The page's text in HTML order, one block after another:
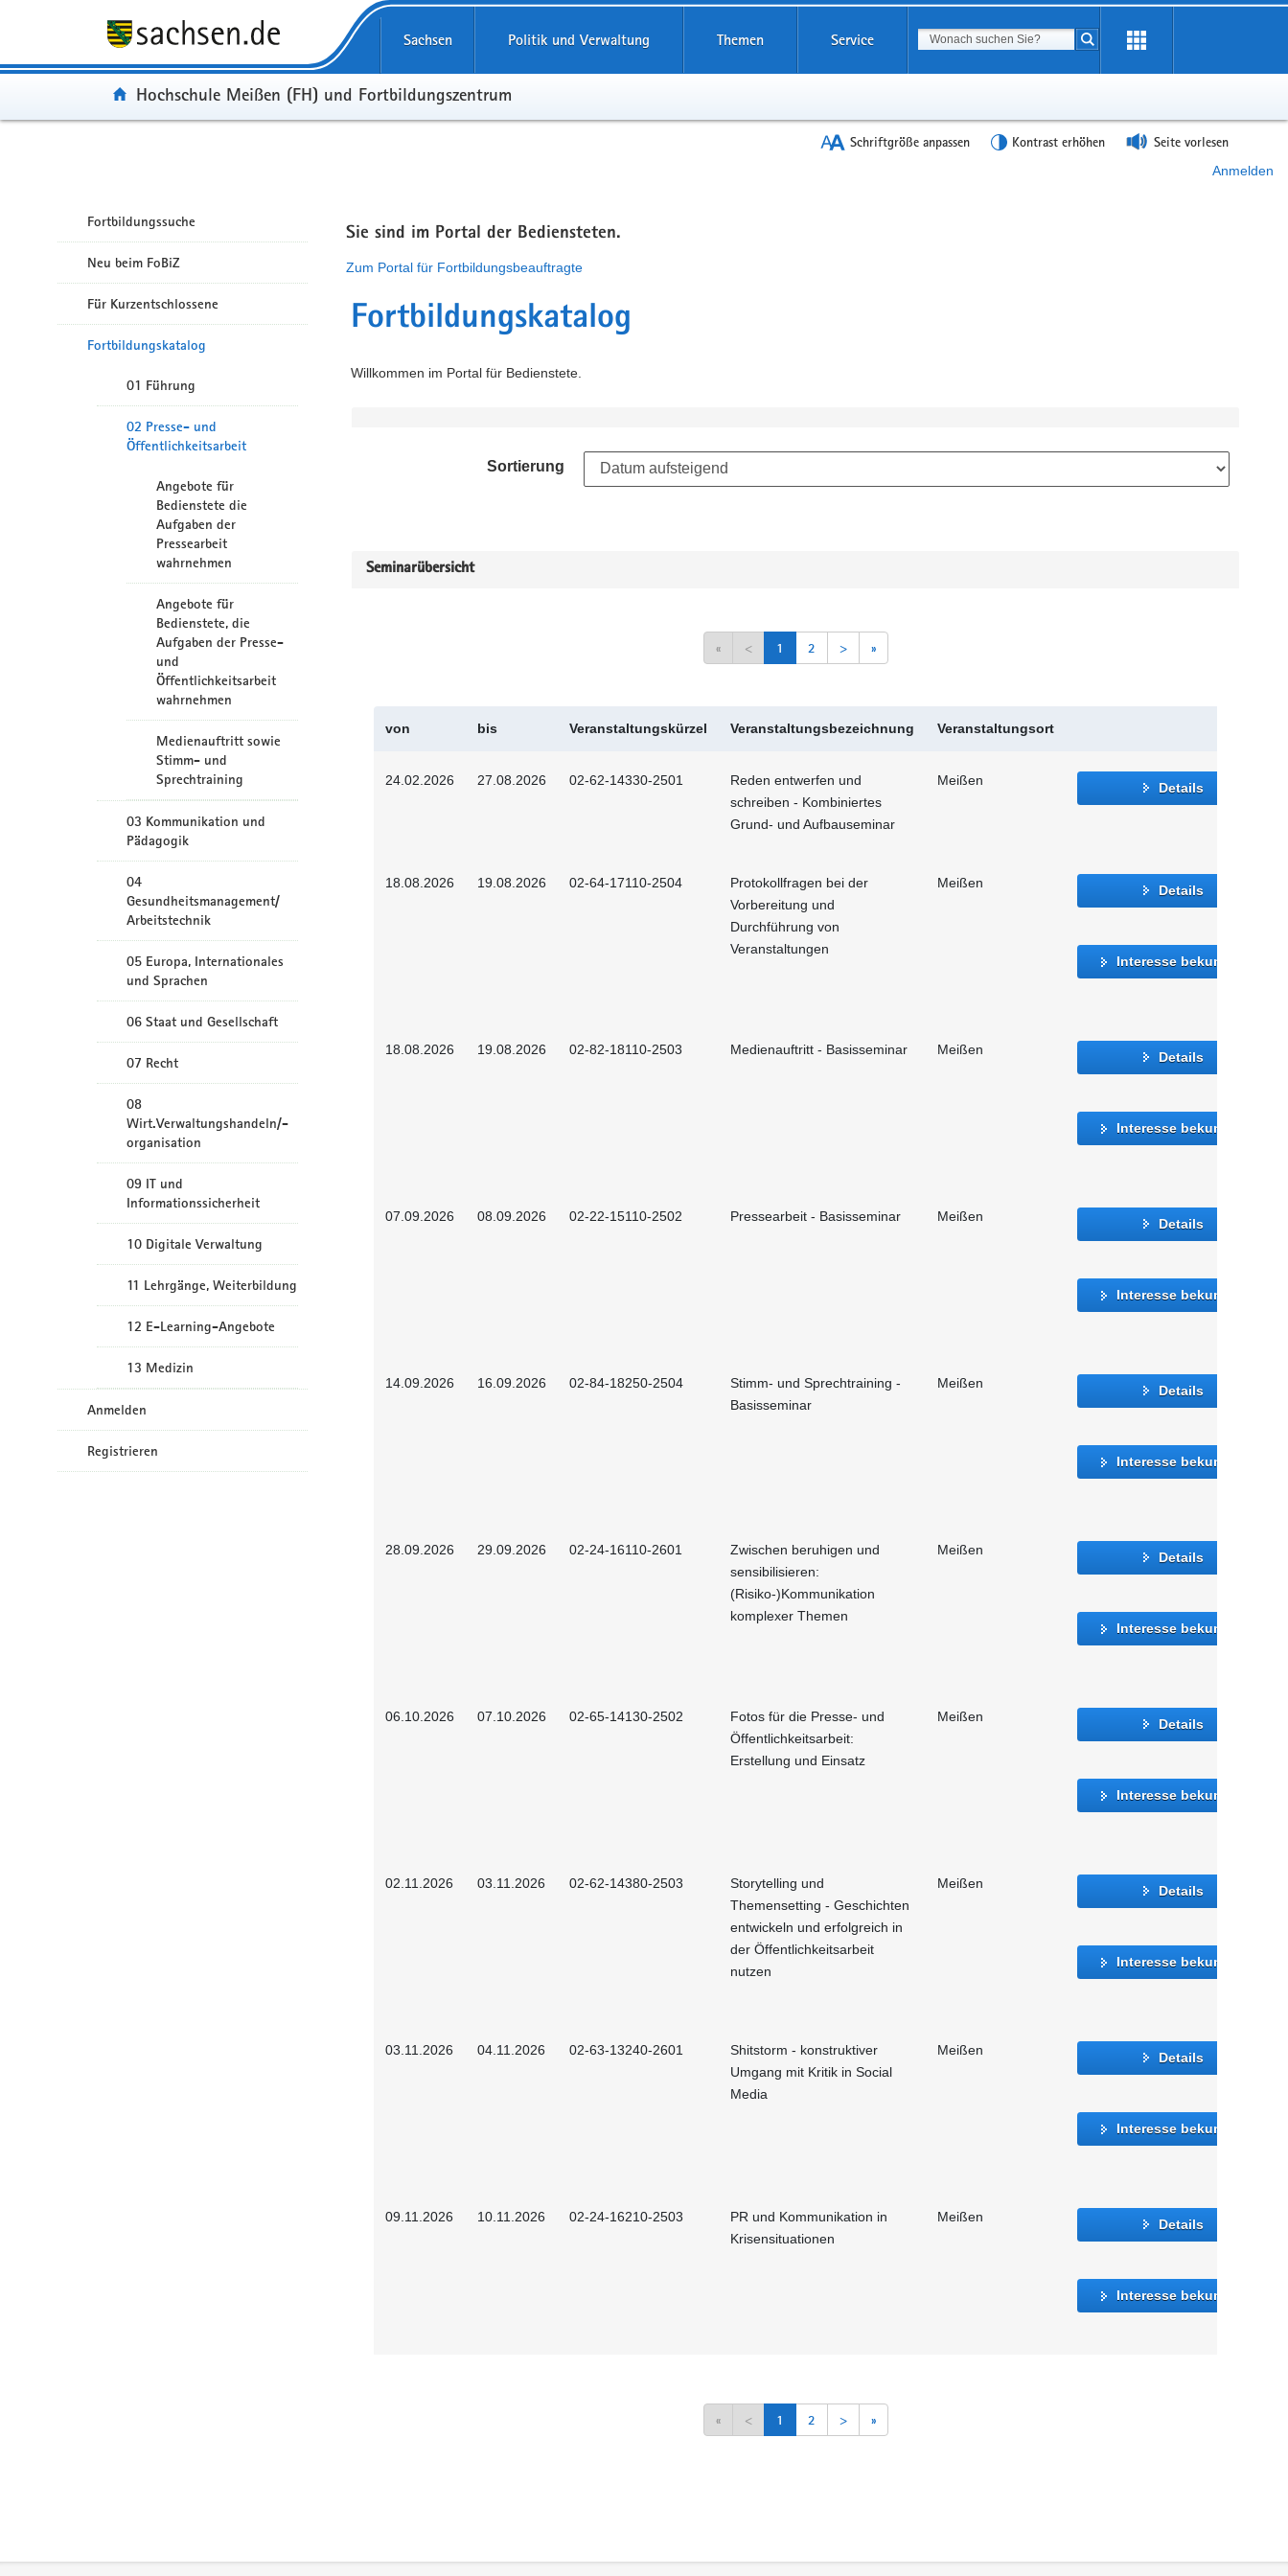
Sachsen Politik und Verwaltung Themen Service Suchbegriff
Suche starten
Portal:
Hochschule Meißen (FH) und Fortbildungszentrum
Schriftgröße anpassen Kontrast erhöhen Seite vorlesen
Anmelden
Fortbildungssuche
Neu beim FoBiZ
Für Kurzentschlossene
Fortbildungskatalog
01 Führung
02 Presse- und
Öffentlichkeitsarbeit
Angebote für
Bedienstete die
Aufgaben der
Pressearbeit
wahrnehmen
Angebote für
Bedienstete, die
Aufgaben der Presse-
und
Öffentlichkeitsarbeit
wahrnehmen
Medienauftritt sowie
Stimm- und
Sprechtraining
03 Kommunikation und
Pädagogik
04
Gesundheitsmanagement/
Arbeitstechnik
05 Europa, Internationales
und Sprachen
06 Staat und Gesellschaft
07 Recht
08
Wirt.Verwaltungshandeln/-
organisation
09 IT und
Informationssicherheit
10 Digitale Verwaltung
11 Lehrgänge, Weiterbildung
12 E-Learning-Angebote
13 Medizin
Anmelden
Registrieren
Sie sind im Portal der Bediensteten.
Zum Portal für Fortbildungsbeauftragte
Fortbildungskatalog
Willkommen im Portal für Bedienstete.
Sortierung
Seminarübersicht
« < 1 2 > »
von bis Veranstaltungskürzel Veranstaltungsbezeichnung Veranstaltungsort
24.02.2026 27.08.2026 02-62-14330-2501
Reden entwerfen und
schreiben - Kombiniertes
Grund- und Aufbauseminar
Meißen Details
18.08.2026 19.08.2026 02-64-17110-2504
Protokollfragen bei der
Vorbereitung und
Durchführung von
Veranstaltungen
Meißen Details
Interesse bekunden
18.08.2026 19.08.2026 02-82-18110-2503 Medienauftritt - Basisseminar Meißen Details
Interesse bekunden
07.09.2026 08.09.2026 02-22-15110-2502 Pressearbeit - Basisseminar Meißen Details
Interesse bekunden
14.09.2026 16.09.2026 02-84-18250-2504
Stimm- und Sprechtraining -
Basisseminar
Meißen Details
Interesse bekunden
28.09.2026 29.09.2026 02-24-16110-2601
Zwischen beruhigen und
sensibilisieren:
(Risiko-)Kommunikation
komplexer Themen
Meißen Details
Interesse bekunden
06.10.2026 07.10.2026 02-65-14130-2502
Fotos für die Presse- und
Öffentlichkeitsarbeit:
Erstellung und Einsatz
Meißen Details
Interesse bekunden
02.11.2026 03.11.2026 02-62-14380-2503
Storytelling und
Themensetting - Geschichten
entwickeln und erfolgreich in
der Öffentlichkeitsarbeit
nutzen
Meißen Details
Interesse bekunden
03.11.2026 04.11.2026 02-63-13240-2601
Shitstorm - konstruktiver
Umgang mit Kritik in Social
Media
Meißen Details
Interesse bekunden
09.11.2026 10.11.2026 02-24-16210-2503
PR und Kommunikation in
Krisensituationen
Meißen Details
Interesse bekunden
« < 1 2 > »